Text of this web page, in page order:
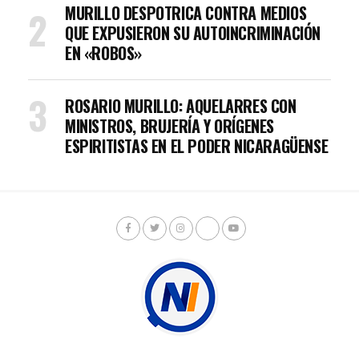
MURILLO DESPOTRICA CONTRA MEDIOS
QUE EXPUSIERON SU AUTOINCRIMINACIÓN
EN «ROBOS»
ROSARIO MURILLO: AQUELARRES CON
MINISTROS, BRUJERÍA Y ORÍGENES
ESPIRITISTAS EN EL PODER NICARAGÜENSE